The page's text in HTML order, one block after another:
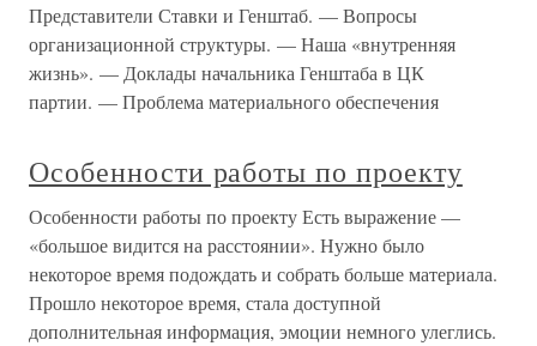
Представители Ставки и Генштаб. — Вопросы
организационной структуры. — Наша «внутренняя
жизнь». — Доклады начальника Генштаба в ЦК
партии. — Проблема материального обеспечения
Особенности работы по проекту
Особенности работы по проекту Есть выражение —
«большое видится на расстоянии». Нужно было
некоторое время подождать и собрать больше материала.
Прошло некоторое время, стала доступной
дополнительная информация, эмоции немного улеглись.